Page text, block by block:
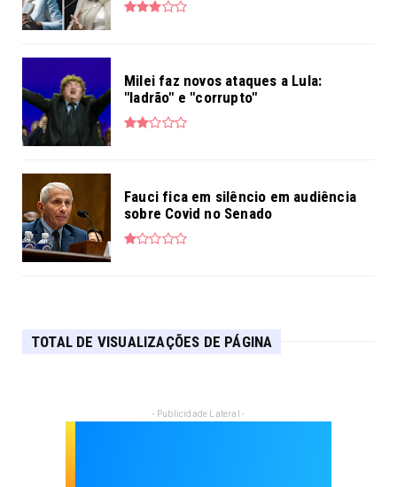
Milei faz novos ataques a Lula:
"ladrão" e "corrupto"
Fauci fica em silêncio em audiência
sobre Covid no Senado
TOTAL DE VISUALIZAÇÕES DE PÁGINA
- Publicidade Lateral -